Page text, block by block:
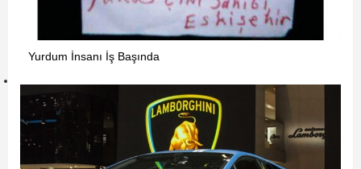
Yurdum İnsanı İş Başında